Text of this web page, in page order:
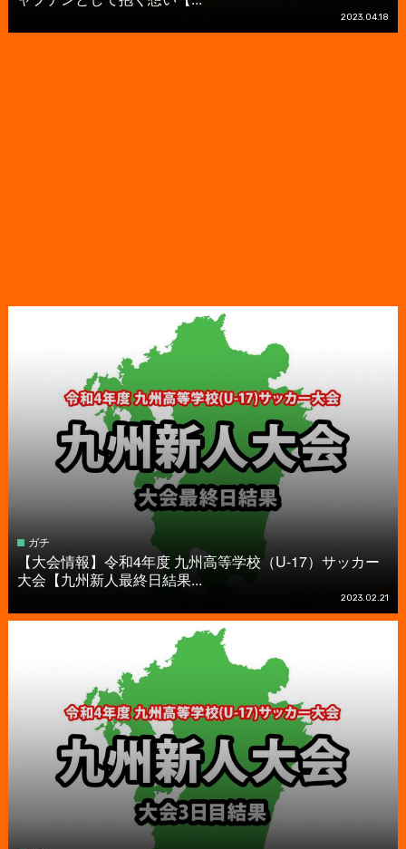
2023.04.18
ガチ
【大会情報】令和4年度 九州高等学校（U-17）サッカー
大会【九州新人最終日結果...
2023.02.21